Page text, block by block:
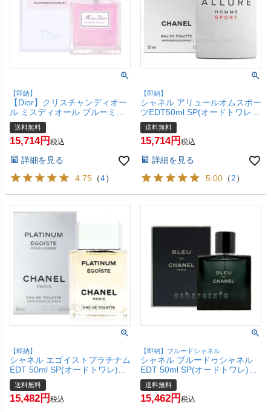
【即納】
【Dior】クリスチャンディオー
ル ミスディオール ブルーミン
グブーケEDT 50ml SP(オード
トワレ)【香水】【宅配便送料
無料】 (6001842)
送料無料
15,714 税込
詳細を見る
4.75 （4）
【即納】
シャネル アリュールオムスポー
ツEDT50ml SP(オードトワレ)
【香水】【宅配便送料無料】
送料無料
15,714 税込
詳細を見る
5.00 （2）
【即納】
シャネル エゴイストプラチナム
EDT 50ml SP(オードトワレ)
【香水】【宅配便送料無料】
(6001552)
送料無料
15,482 税込
【即納】ブルードシャネル
シャネル ブルードゥシャネル
EDT 50ml SP(オードトワレ)
【香水】【宅配便送料無料】
送料無料
15,462 税込